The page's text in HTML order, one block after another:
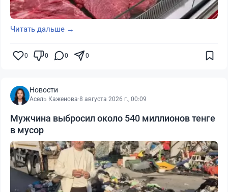
Читать дальше →
0 0 0 0
Новости
Асель Каженова·8 августа 2026 г., 00:09
Мужчина выбросил около 540 миллионов тенге
в мусор